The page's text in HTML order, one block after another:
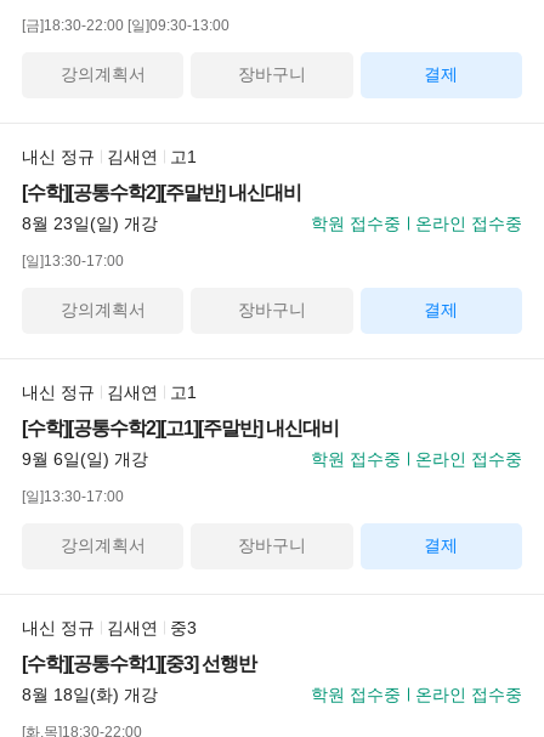
[금]18:30-22:00 [일]09:30-13:00
강의계획서 장바구니 결제
내신 정규 김새연 고1
[수학][공통수학2][주말반] 내신대비
8월 23일(일) 개강 학원 접수중 온라인 접수중
[일]13:30-17:00
강의계획서 장바구니 결제
내신 정규 김새연 고1
[수학][공통수학2][고1][주말반] 내신대비
9월 6일(일) 개강 학원 접수중 온라인 접수중
[일]13:30-17:00
강의계획서 장바구니 결제
내신 정규 김새연 중3
[수학][공통수학1][중3] 선행반
8월 18일(화) 개강 학원 접수중 온라인 접수중
[화,목]18:30-22:00